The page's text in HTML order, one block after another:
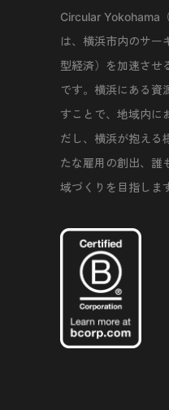
Circular Yokohama
は、横浜市内のサー
型経済）を加速させ
です。横浜にある資
すことで、地域内に
だし、横浜が抱える
たな雇用の創出、誰
域づくりを目指しま